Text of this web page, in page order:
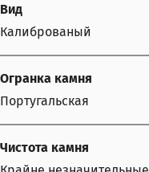
Вид
Калиброваный
Огранка камня
Португальская
Чистота камня